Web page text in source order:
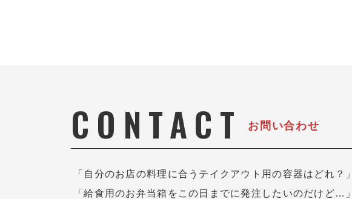
CONTACT お問い合わせ
「自分のお店の料理に合うテイクアウト用の容器はどれ？」
「給食用のお弁当箱をこの日までに発注したいのだけど…」